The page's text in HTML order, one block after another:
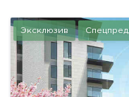
Эксклюзив